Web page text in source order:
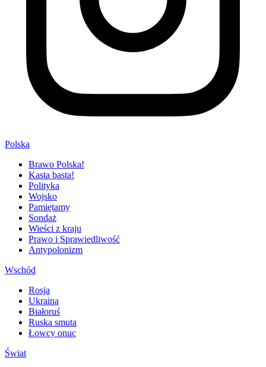
Polska
Brawo Polska!
Kasta basta!
Polityka
Wojsko
Pamiętamy
Sondaż
Wieści z kraju
Prawo i Sprawiedliwość
Antypolonizm
Wschód
Rosja
Ukraina
Białoruś
Ruska smuta
Łowcy onuc
Świat